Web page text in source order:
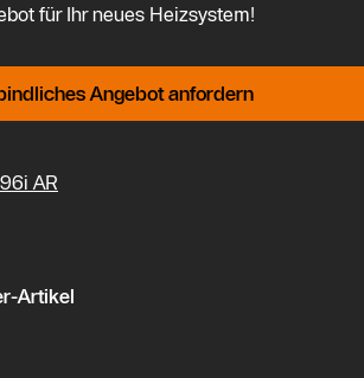
für Ihr neues Heizsystem!
Angebot anfordern
AR
Artikel